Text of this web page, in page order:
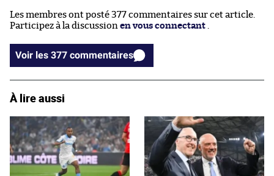
Les membres ont posté 377 commentaires sur cet article.
Participez à la discussion en vous connectant
Voir les 377 commentaires
À lire aussi